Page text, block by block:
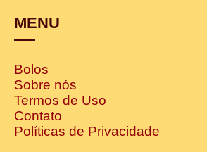
MENU
Bolos
Sobre nós
Termos de Uso
Contato
Políticas de Privacidade